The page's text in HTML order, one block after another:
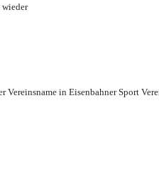
wieder
Vereinsname in Eisenbahner Sport